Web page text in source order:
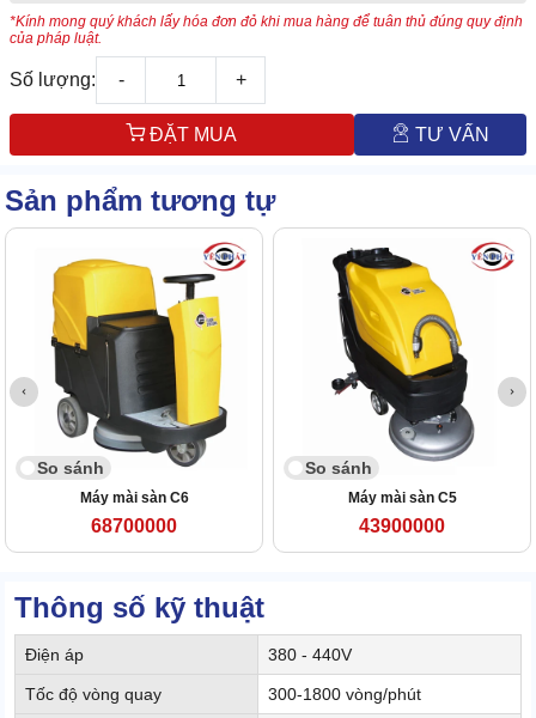
*Kính mong quý khách lấy hóa đơn đỏ khi mua hàng để tuân thủ đúng quy định
của pháp luật.
Số lượng: - +
ĐẶT MUA TƯ VẤN
Sản phẩm tương tự
So sánh
Máy mài sàn C6
68700000
So sánh
Máy mài sàn C5
43900000
Thông số kỹ thuật
Điện áp 380 - 440V
Tốc độ vòng quay 300-1800 vòng/phút